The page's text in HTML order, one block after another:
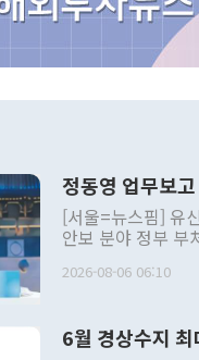
정동영 업무보
[서울=뉴스핌] 유
안보 분야 정부 부
발언 중에는 정부
주의적 희망에 근
2026-08-06 06:10
6월 경상수지